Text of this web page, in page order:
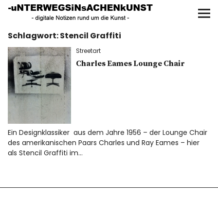
UNTERWEGS IN SACHEN
KUNST
Start
AKTUELLE AUSSTELLUNGEN
KUNSTSPAZIERGÄNGE
ÜBER
UNSER BUCH
f I P
Schlagwort:Stencil Graffiti
Streetart
Charles Eames Lounge Chair
Ein Designklassiker aus dem Jahre 1956 – der Lounge Chair
des amerikanischen Paars Charles und Ray Eames – hier
als Stencil Graffiti im…